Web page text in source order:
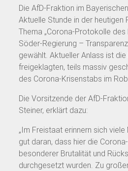
Die AfD-Fraktion im
Aktuelle Stunde in der heutigen
Thema „Corona-Protokolle des
Söder-Regierung –
gewählt. Aktueller Anlass ist
freigeklagten, teils massiv
des Corona-Krisenstabs im
Die Vorsitzende der AfD-
Steiner, erklärt dazu:
„Im Freistaat erinnern sich
gut daran, dass hier die
besonderer Brutalität und
durchgesetzt wurden. Zu